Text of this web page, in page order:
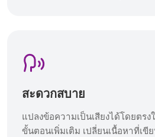
สะดวกสบาย
แปลงข้อความเป็นเสียงได้โดยตรง
ขั้นตอนเพิ่มเติม เปลี่ยนเนื้อหาที่เขี